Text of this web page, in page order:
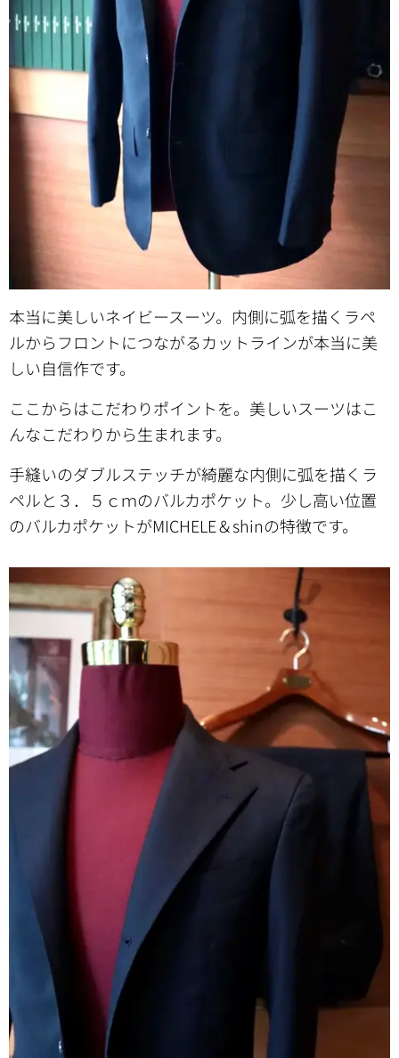
本当に美しいネイビースーツ。内側に弧を描くラペ
ルからフロントにつながるカットラインが本当に美
しい自信作です。
ここからはこだわりポイントを。美しいスーツはこ
んなこだわりから生まれます。
手縫いのダブルステッチが綺麗な内側に弧を描くラ
ペルと３．５ｃｍのバルカポケット。少し高い位置
のバルカポケットがMICHELE＆shinの特徴です。